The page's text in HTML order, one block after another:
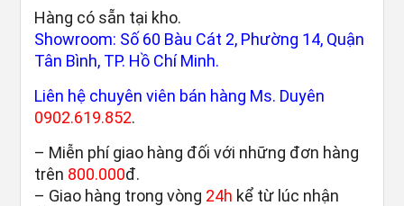
Hàng có sẵn tại kho.
Showroom: Số 60 Bàu Cát 2, Phường 14, Quận
Tân Bình, TP. Hồ Chí Minh.
Liên hệ chuyên viên bán hàng Ms. Duyên
0902.619.852.
– Miễn phí giao hàng đối với những đơn hàng
trên 800.000đ.
– Giao hàng trong vòng 24h kể từ lúc nhận